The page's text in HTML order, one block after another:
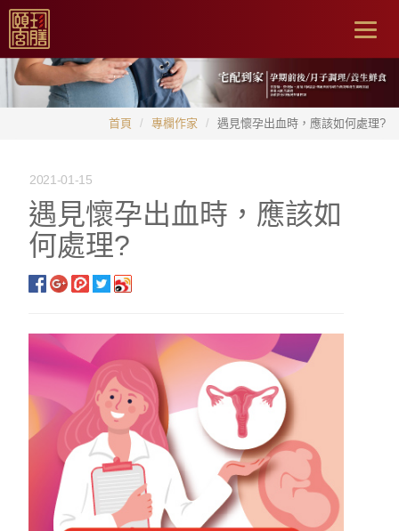
首頁 專欄作家 遇見懷孕出血時，應該如何處理?
2021-01-15
遇見懷孕出血時，應該如
何處理?